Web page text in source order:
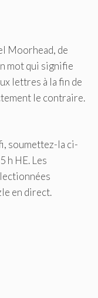
Moorhead, de
mot qui signifie
lettres à la fin de
le contraire.
soumettez-la ci-
h HE. Les
en direct.